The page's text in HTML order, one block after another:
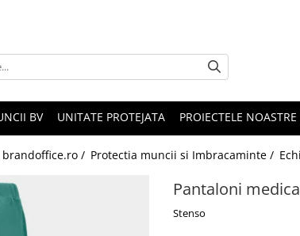
BV UNITATE PROTEJATA PROIECTELE NOASTRE
/ Protectia muncii si Imbracaminte /
Pantaloni
Stenso